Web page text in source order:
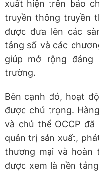
xuất hiện trên báo
truyền thông truyền
được đưa lên các
tảng số và các
giúp mở rộng
trường.
Bên cạnh đó, hoạt
được chú trọng.
và chủ thể OCOP
quản trị sản xuất,
thương mại và hoàn
được xem là nền